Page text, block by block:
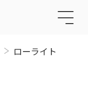
ローライト